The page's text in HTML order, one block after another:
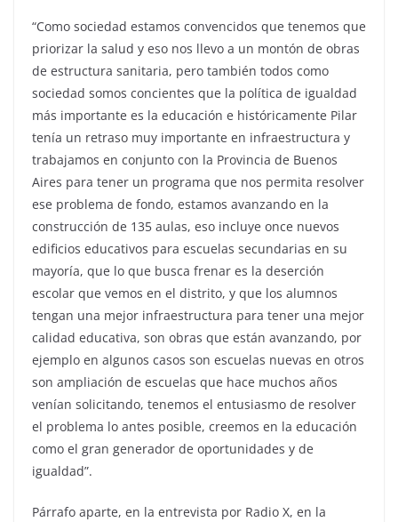
“Como sociedad estamos convencidos que tenemos que
priorizar la salud y eso nos llevo a un montón de obras
de estructura sanitaria, pero también todos como
sociedad somos concientes que la política de igualdad
más importante es la educación e históricamente Pilar
tenía un retraso muy importante en infraestructura y
trabajamos en conjunto con la Provincia de Buenos
Aires para tener un programa que nos permita resolver
ese problema de fondo, estamos avanzando en la
construcción de 135 aulas, eso incluye once nuevos
edificios educativos para escuelas secundarias en su
mayoría, que lo que busca frenar es la deserción
escolar que vemos en el distrito, y que los alumnos
tengan una mejor infraestructura para tener una mejor
calidad educativa, son obras que están avanzando, por
ejemplo en algunos casos son escuelas nuevas en otros
son ampliación de escuelas que hace muchos años
venían solicitando, tenemos el entusiasmo de resolver
el problema lo antes posible, creemos en la educación
como el gran generador de oportunidades y de
igualdad”.
Párrafo aparte, en la entrevista por Radio X, en la